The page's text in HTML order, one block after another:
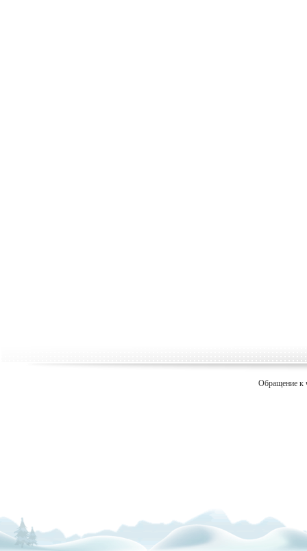
Обращение к